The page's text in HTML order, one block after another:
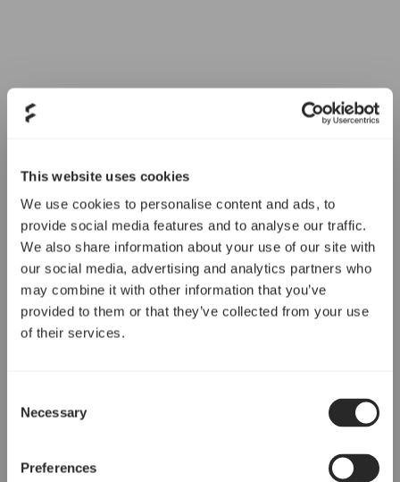
This website uses cookies
We use cookies to personalise content and ads, to
provide social media features and to analyse our traffic.
We also share information about your use of our site with
our social media, advertising and analytics partners who
may combine it with other information that you’ve
provided to them or that they’ve collected from your use
of their services.
Selection
Necessary
Preferences